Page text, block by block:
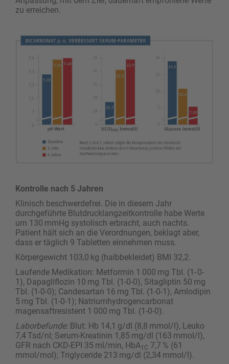
zu erreichen.
Kontrolle nach 5 Jahren
Klinisch beschwerdefrei. Die in diesem Jahr
durchgeführte Blutdrucklangzeitkontrolle habe Werte
um 130 mmHg systolisch erbracht, auch nachts.
Patient hält sich an die Verordnungen, beklagt aber,
dass er täglich 9 Tabletten einnehmen muss.
Körpergewicht 103,0 kg (halbbekleidet) BMI 32,2.
Laufende Medikation: Metformin 1 000 mg Tbl. (1- 0-
1), Dapagliflozin 10 mg Tbl. (1-0-0), Sitagliptin 50 mg
Tbl. (1-0-0); Candesartan 16 mg Tbl. (1-0-1), Amlodipin
5 mg Tbl. (1-0-1); Natriumhydrogencarbonat
magensaftresistent 1 000 mg Tbl. (1-0-0).
Laborbefunde:Blut: Hb 14,1 g/dl (8,8 mmol/l), Leuko
7,4 Tsd/nl; Serum-Kreatinin 1,85 mg/dl (163 mmol/l),
GFR nach CKD-EPI 35 ml/min, HbA1C 7,7 % (61
mmol/mol); Triglyceride 213 mg/dl (2,34 mmol/l).